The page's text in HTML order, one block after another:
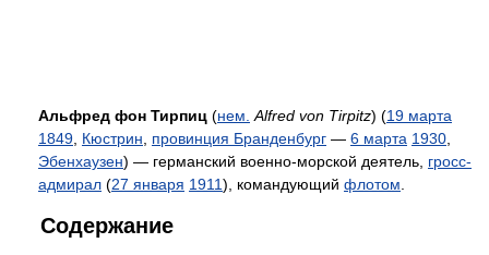
Альфред фон Тирпиц (нем. Alfred von Tirpitz) (19 марта
1849 Кюстрин провинция Бранденбург — 6 марта 1930
Эбенхаузен) — германский военно-морской деятель, гросс-
адмирал (27 января 1911), командующий флотом
Содержание